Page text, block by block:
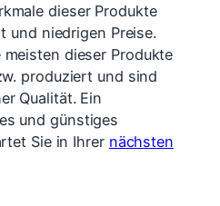
dieser Produkte
und niedrigen Preise.
dieser Produkte
produziert und sind
Qualität. Ein
und günstiges
Sie in Ihrer nächsten